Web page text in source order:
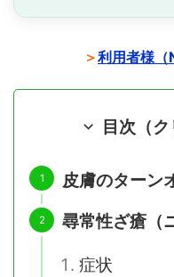
＞利用者様
目次（ク
皮膚のターン
尋常性ざ瘡（
症状